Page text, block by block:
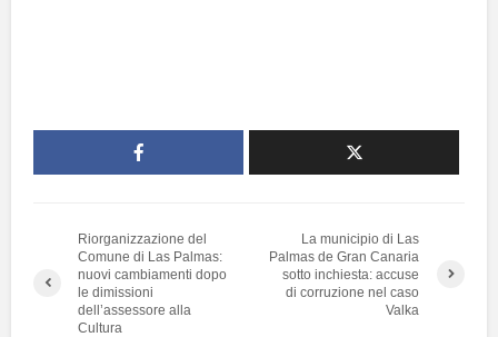
Riorganizzazione del
Comune di Las Palmas:
nuovi cambiamenti dopo
le dimissioni
dell’assessore alla
Cultura
La municipio di Las
Palmas de Gran Canaria
sotto inchiesta: accuse
di corruzione nel caso
Valka